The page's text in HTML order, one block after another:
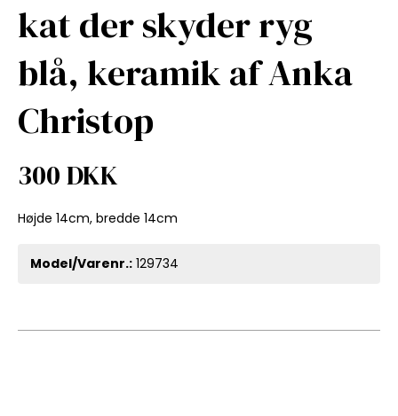
kat der skyder ryg
blå, keramik af Anka
Christop
300 DKK
Højde 14cm, bredde 14cm
Model/Varenr.: 129734